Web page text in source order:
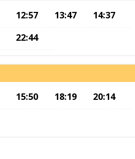
12:57 13:47
14:37
22:44
15:50 18:19
20:14